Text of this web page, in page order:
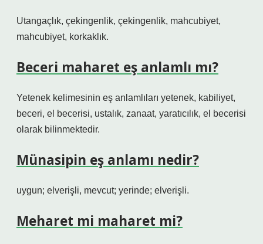
Utangaçlık, çekingenlik, çekingenlik, mahcubiyet,
mahcubiyet, korkaklık.
Beceri maharet eş anlamlı mı?
Yetenek kelimesinin eş anlamlıları yetenek, kabiliyet,
beceri, el becerisi, ustalık, zanaat, yaratıcılık, el becerisi
olarak bilinmektedir.
Münasipin eş anlamı nedir?
uygun; elverişli, mevcut; yerinde; elverişli.
Meharet mi maharet mi?